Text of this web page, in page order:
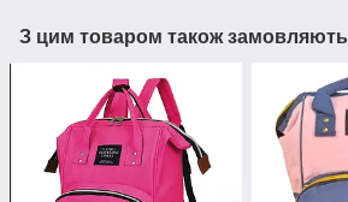
З цим товаром також замовляють